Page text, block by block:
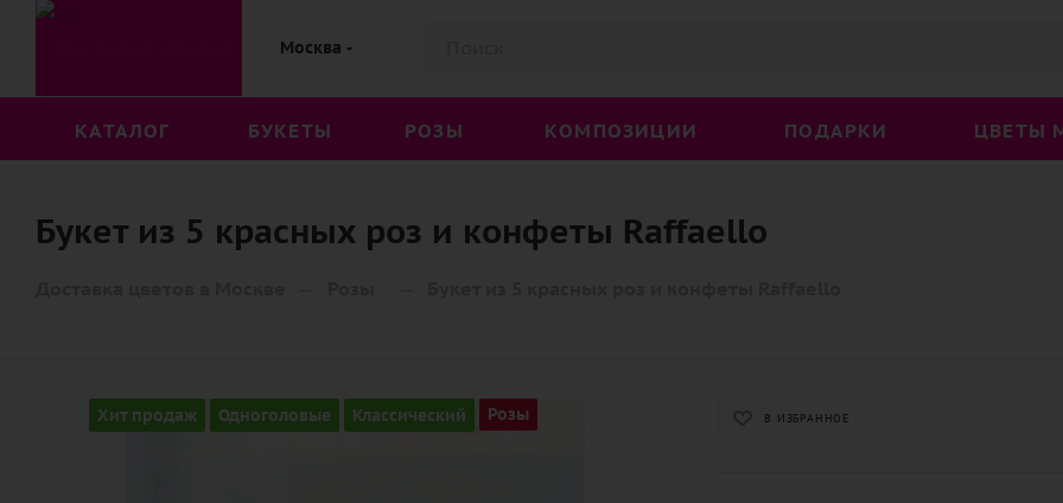
Москва
КАТАЛОГ БУКЕТЫ РОЗЫ КОМПОЗИЦИИ ПОДАРКИ ЦВЕТЫ
Букет из 5 красных роз и конфеты Raffaello
Хит продаж Одноголовые Классический Розы В ИЗБРАННОЕ